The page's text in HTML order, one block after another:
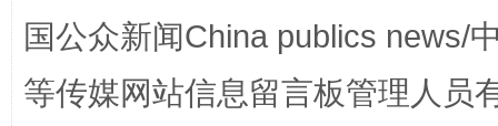
国公众新闻China publics news/
等传媒网站信息留言板管理人员